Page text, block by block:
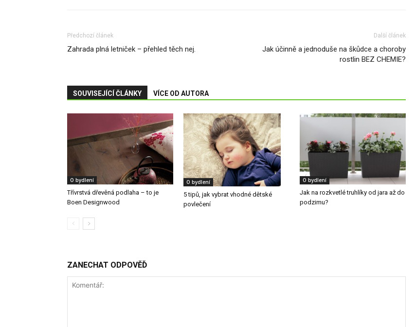
Předchozí článek
Zahrada plná letniček – přehled těch nej.
Další článek
Jak účinně a jednoduše na škůdce a choroby
rostlin BEZ CHEMIE?
SOUVISEJÍCÍ ČLÁNKY VÍCE OD AUTORA
O bydlení
Třívrstvá dřevěná podlaha – to je
Boen Designwood
O bydlení
5 tipů, jak vybrat vhodné dětské
povlečení
O bydlení
Jak na rozkvetlé truhlíky od jara až do
podzimu?
ZANECHAT ODPOVĚĎ